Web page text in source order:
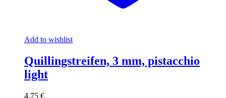
Add to wishlist
Quillingstreifen, 3 mm, pistacchio
light
4,75 €